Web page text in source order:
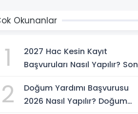
Okunanlar
1
2027 Hac Kesin Kayıt
Başvuruları Nasıl Yapılır? Son
2
Doğum Yardımı Başvurusu
2026 Nasıl Yapılır? Doğum